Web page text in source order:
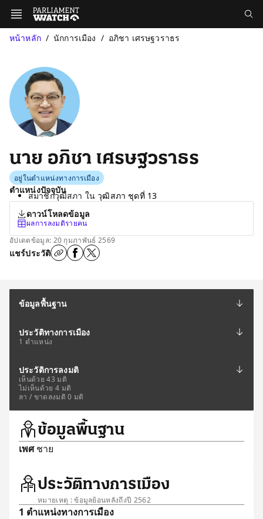
หน้าหลัก นักการเมือง อภิชา เศรษฐวราธร
นาย อภิชา เศรษฐวราธร
อยู่ในตำแหน่งทางการเมือง
ตำแหน่งปัจจุบัน
สมาชิกวุฒิสภา ในวุฒิสภา ชุดที่ 13
ดาวน์โหลดข้อมูล
ผลการลงมติรายคน
อัปเดตข้อมูล: 20 กุมภาพันธ์ 2569
แชร์ประวัติ
ข้อมูลพื้นฐาน
ประวัติทางการเมือง
1 ตำแหน่ง
ประวัติการลงมติ
เห็นด้วย 43 มติ
ไม่เห็นด้วย 4 มติ
ลา / ขาดลงมติ 0 มติ
ข้อมูลพื้นฐาน
เพศชาย
ประวัติทางการเมือง
หมายเหตุ : ข้อมูลย้อนหลังถึงปี 2562
1 ตำแหน่งทางการเมือง